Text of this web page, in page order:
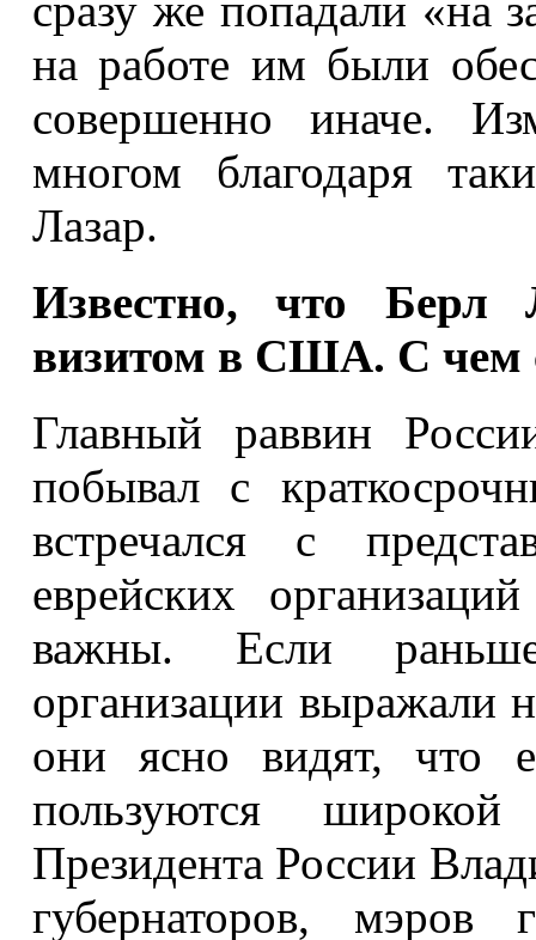
на работе им были
совершенно иначе.
многом благодаря
Лазар.
Известно, что Берл
визитом в США. С чем
Главный раввин
побывал с
встречался с
еврейских
важны. Если раньше
организации выражали
они ясно видят, что
пользуются
Президента России
губернаторов,